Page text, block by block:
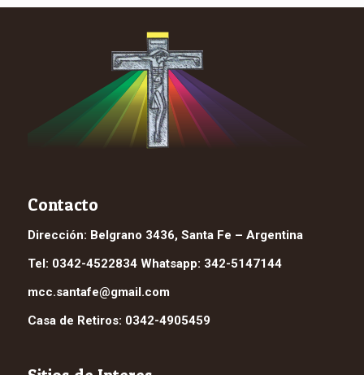
Contacto
Dirección: Belgrano 3436, Santa Fe – Argentina
Tel: 0342-4522834 Whatsapp: 342-5147144
mcc.santafe@gmail.com
Casa de Retiros: 0342-4905459